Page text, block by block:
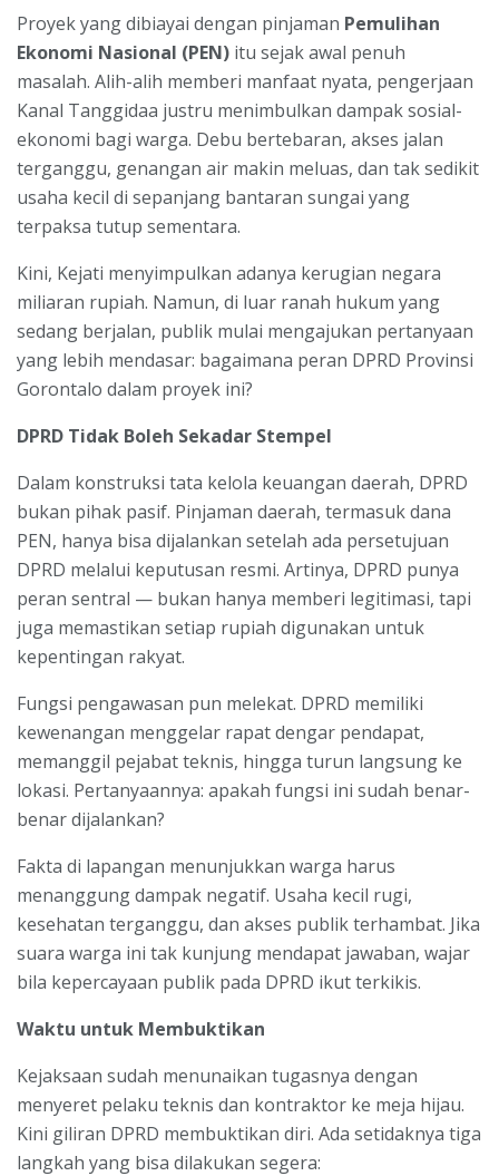
Proyek yang dibiayai dengan pinjaman Pemulihan
Ekonomi Nasional (PEN) itu sejak awal penuh
masalah. Alih-alih memberi manfaat nyata, pengerjaan
Kanal Tanggidaa justru menimbulkan dampak sosial-
ekonomi bagi warga. Debu bertebaran, akses jalan
terganggu, genangan air makin meluas, dan tak sedikit
usaha kecil di sepanjang bantaran sungai yang
terpaksa tutup sementara.
Kini, Kejati menyimpulkan adanya kerugian negara
miliaran rupiah. Namun, di luar ranah hukum yang
sedang berjalan, publik mulai mengajukan pertanyaan
yang lebih mendasar: bagaimana peran DPRD Provinsi
Gorontalo dalam proyek ini?
DPRD Tidak Boleh Sekadar Stempel
Dalam konstruksi tata kelola keuangan daerah, DPRD
bukan pihak pasif. Pinjaman daerah, termasuk dana
PEN, hanya bisa dijalankan setelah ada persetujuan
DPRD melalui keputusan resmi. Artinya, DPRD punya
peran sentral — bukan hanya memberi legitimasi, tapi
juga memastikan setiap rupiah digunakan untuk
kepentingan rakyat.
Fungsi pengawasan pun melekat. DPRD memiliki
kewenangan menggelar rapat dengar pendapat,
memanggil pejabat teknis, hingga turun langsung ke
lokasi. Pertanyaannya: apakah fungsi ini sudah benar-
benar dijalankan?
Fakta di lapangan menunjukkan warga harus
menanggung dampak negatif. Usaha kecil rugi,
kesehatan terganggu, dan akses publik terhambat. Jika
suara warga ini tak kunjung mendapat jawaban, wajar
bila kepercayaan publik pada DPRD ikut terkikis.
Waktu untuk Membuktikan
Kejaksaan sudah menunaikan tugasnya dengan
menyeret pelaku teknis dan kontraktor ke meja hijau.
Kini giliran DPRD membuktikan diri. Ada setidaknya tiga
langkah yang bisa dilakukan segera: